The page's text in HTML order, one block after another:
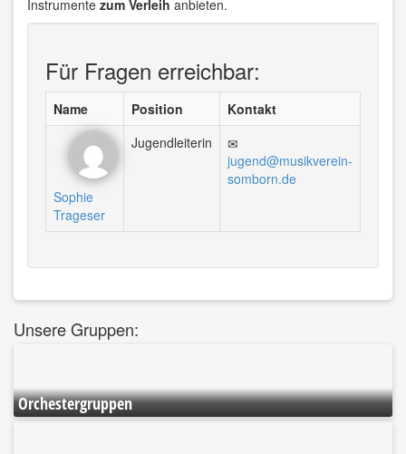
Instrumente zum Verleih anbieten.
Für Fragen erreichbar:
Name Position Kontakt
Sophie
Trageser
Jugendleiterin
jugend@musikverein-
somborn.de
Unsere Gruppen:
Orchestergruppen